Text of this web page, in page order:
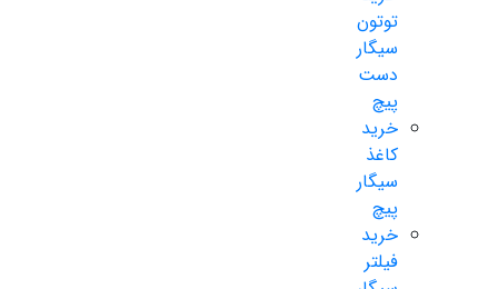
توتون
سیگار
دست
پیچ
خرید
کاغذ
سیگار
پیچ
خرید
فیلتر